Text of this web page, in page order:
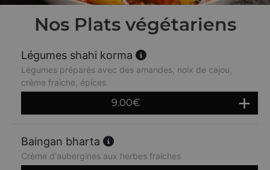
Nos Plats végétariens
Légumes shahi korma
Légumes préparés avec des amandes, noix de cajou,
crème fraiche, épices
9.00€
Baingan bharta
Crème d'aubergines aux herbes fraiches